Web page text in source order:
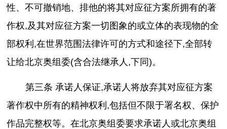
性、不可撤销地、排他的将其对应征方案所拥有的著
作权,及其对应征方案一切图象的或立体的表现物的全
部权利,在世界范围法律许可的方式和途径下,全部转
让给北京奥组委(含合法继承人,下同)。
第三条 承诺人保证,承诺人将放弃其对应征方案
著作权中所有的精神权利,包括但不限于署名权、保护
作品完整权等。在北京奥组委要求承诺人或北京奥组